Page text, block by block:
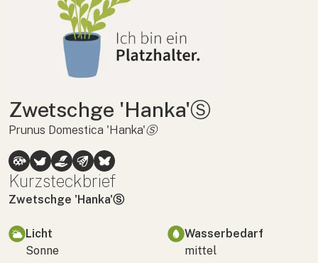
Zwetschge 'Hanka'Ⓢ
Prunus Domestica 'Hanka'Ⓢ
Kurzsteckbrief
Zwetschge 'Hanka'Ⓢ
Licht
Sonne
Wasserbedarf
mittel